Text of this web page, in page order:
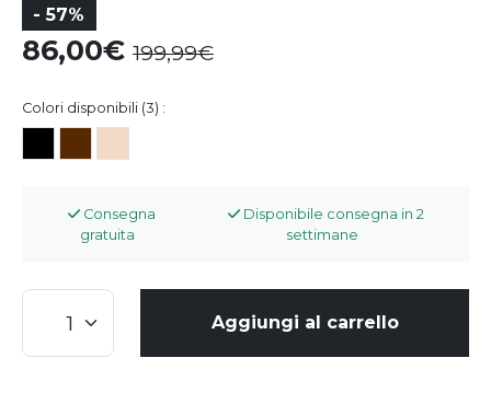
- 57%
86,00 199,99
Colori disponibili (3) :
Consegna
gratuita
Disponibile consegna in 2
settimane
Aggiungi al carrello